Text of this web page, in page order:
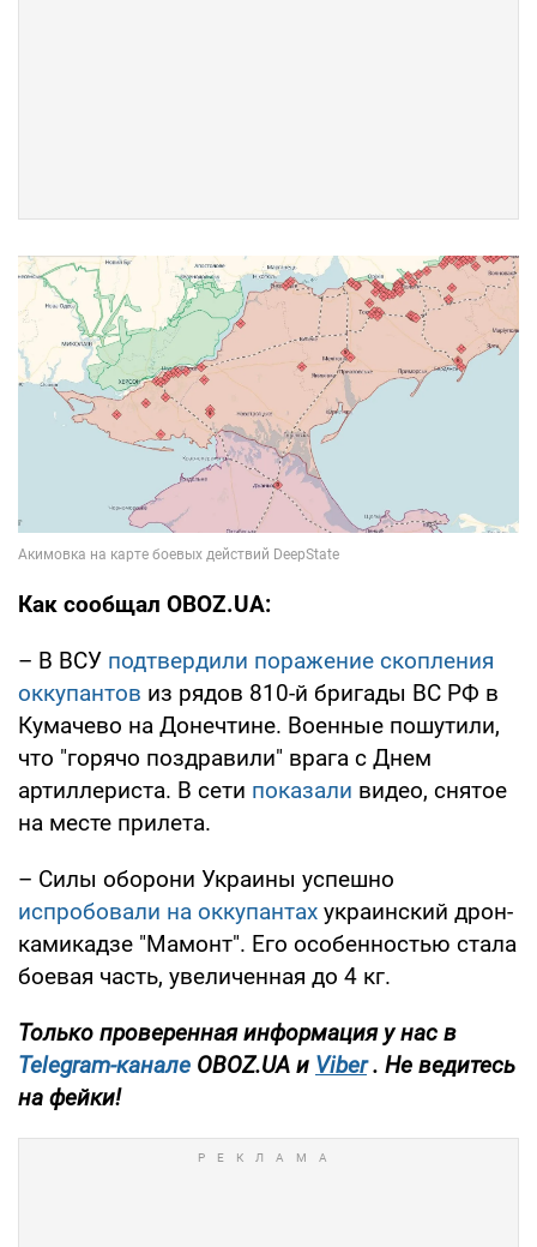
Как сообщал OBOZ.UA:
– В ВСУ подтвердили поражение скопления
оккупантов из рядов 810-й бригады ВС РФ в
Кумачево на Донечтине. Военные пошутили,
что "горячо поздравили" врага с Днем
артиллериста. В сети показали видео, снятое
на месте прилета.
– Силы оборони Украины успешно
испробовали на оккупантах украинский дрон-
камикадзе "Мамонт". Его особенностью стала
боевая часть, увеличенная до 4 кг.
Только проверенная информация у нас в
Telegram-канале OBOZ.UA и Viber . Не ведитесь
на фейки!